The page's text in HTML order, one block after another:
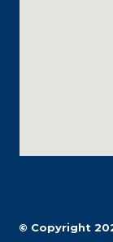
© Copyright